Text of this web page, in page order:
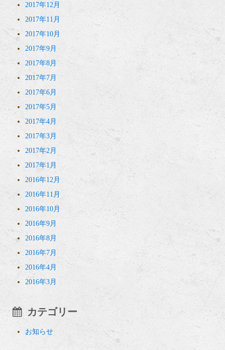
2017年12月
2017年11月
2017年10月
2017年9月
2017年8月
2017年7月
2017年6月
2017年5月
2017年4月
2017年3月
2017年2月
2017年1月
2016年12月
2016年11月
2016年10月
2016年9月
2016年8月
2016年7月
2016年4月
2016年3月
カテゴリー
お知らせ